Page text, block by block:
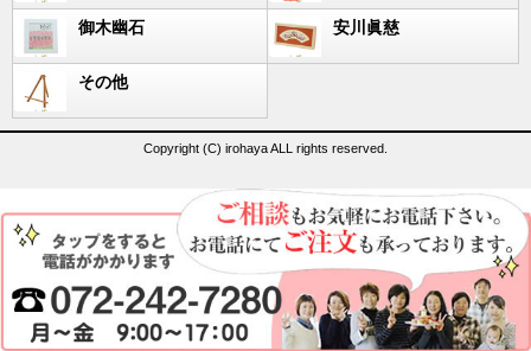
御木幽石 安川眞慈
その他
Copyright (C) irohaya ALL rights reserved.